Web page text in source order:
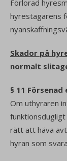
Förlorad
hyrestagarens
Skador på
normalt
§ 11
Om uthyraren
rätt att häva
hyran som